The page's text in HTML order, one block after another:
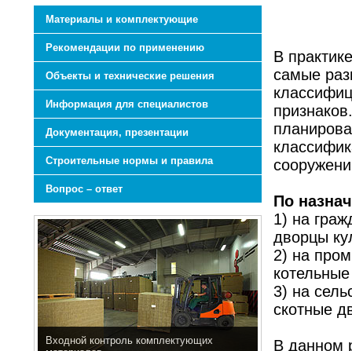
Материалы и комплектующие
Рекомендации по применению
Объекты и технические решения
Информация для специалистов
Документация, презентации
Строительные нормы и правила
Вопрос – ответ
Входной контроль комплектующих
В
самые
По
1) на
дворцы
2) на
3) на
скотные
В данном